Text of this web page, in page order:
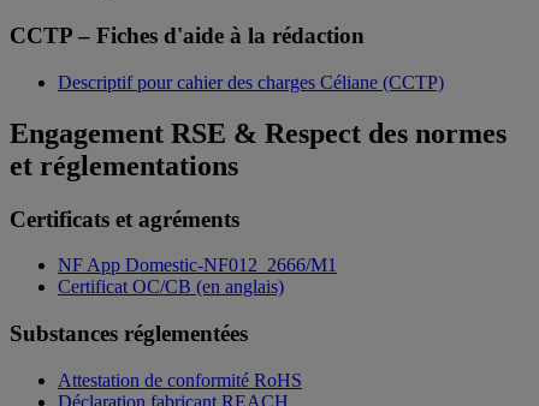
CCTP – Fiches d'aide à la rédaction
Descriptif pour cahier des charges Céliane (CCTP)
Engagement RSE & Respect des normes
et réglementations
Certificats et agréments
NF App Domestic-NF012_2666/M1
Certificat OC/CB (en anglais)
Substances réglementées
Attestation de conformité RoHS
Déclaration fabricant REACH